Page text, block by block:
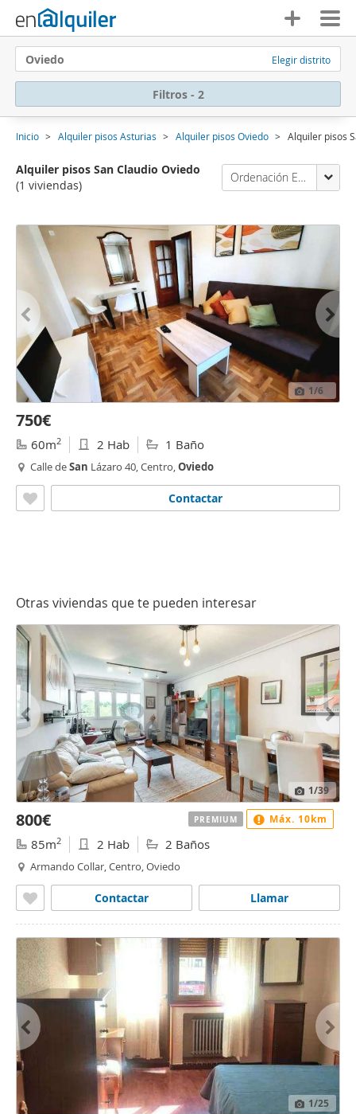
Oviedo Elegir distrito
Filtros - 2
Inicio Alquiler pisos Asturias Alquiler pisos Oviedo Alquiler pisos
Alquiler pisos San Claudio Oviedo
(1 viviendas)
Ordenación Enalquiler
1/6
750€
60m2 2 Hab 1 Baño
Calle deSan Lázaro 40, Centro,Oviedo
Contactar
Otras viviendas que te pueden interesar
1/39
800€
85m2 2 Hab 2 Baños
Armando Collar, Centro, Oviedo
Llamar
Contactar
PREMIUM Máx. 10km
1/25